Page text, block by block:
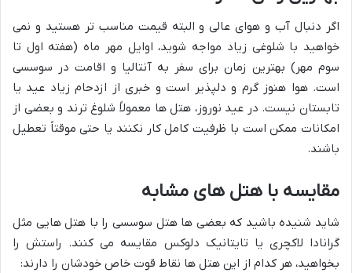
اگر دنبال آب و هوای عالی و البته قیمت مناسب تر هستید و نمی
خواهید با شلوغی زیاد مواجه شوید، اوایل مهر ماه (هفته اول تا
سوم مهر) بهترین زمان برای سفر به آنتالیا و اقامت در سوسسی
است. هوا هنوز گرم و دلپذیر است و خبری از ازدحام زیاد عید یا
تابستان نیست. در عید نوروز، هتل ها معمولاً شلوغ ترند و بعضی از
امکانات ممکن است با ظرفیت کامل کار نکنند یا حتی موقتاً تعطیل
باشند.
مقایسه با هتل های مشابه
شاید شنیده باشید که بعضی ها هتل سوسسی را با هتل هایی مثل
گرانادا لاکچری یا تایتانیک دلوکس مقایسه می کنند. راستش را
بخواهید، هر کدام از این هتل ها نقاط قوت خاص خودشان را دارند: